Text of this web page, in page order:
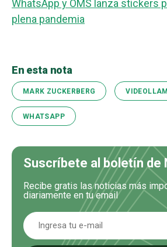
WhatsApp y OMS lanza stickers
plena pandemia
En esta nota
MARK ZUCKERBERG
WHATSAPP
Suscríbete al boletín de
Recibe gratis las noticias más
diariamente en tu email